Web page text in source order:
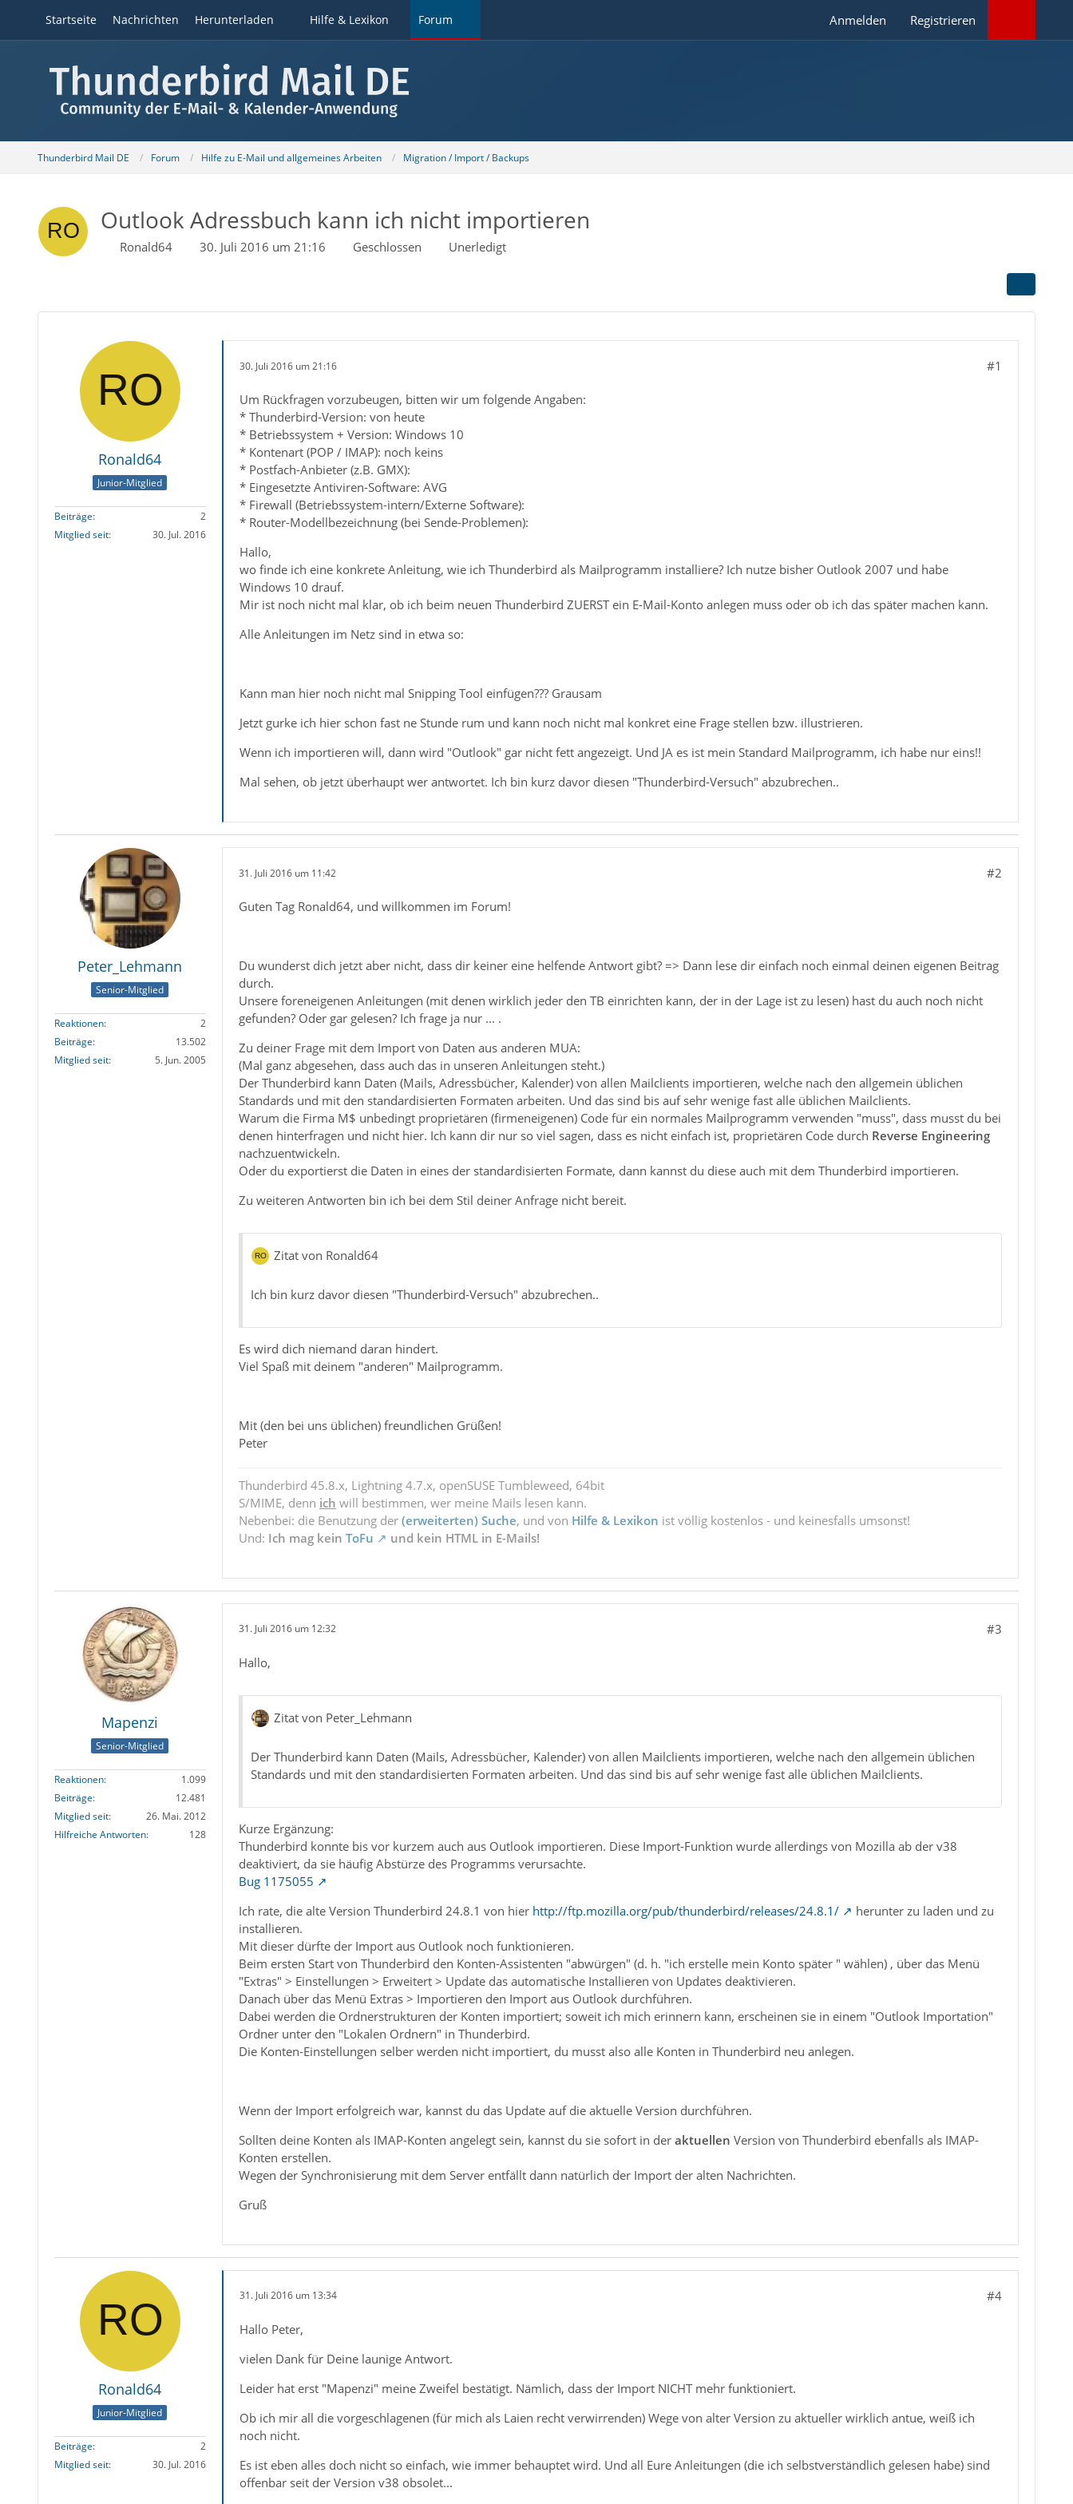
Startseite Nachrichten Herunterladen Hilfe & Lexikon Forum Anmelden Registrieren
Thunderbird Mail DE Forum Hilfe zu E-Mail und allgemeines Arbeiten Migration / Import / Backups
Outlook Adressbuch kann ich nicht importieren
Ronald64 30. Juli 2016 um 21:16 Geschlossen Unerledigt
Ronald64
Junior-Mitglied
Beiträge
2
Mitglied seit
30. Jul. 2016
30. Juli 2016 um 21:16 #1
Um Rückfragen vorzubeugen, bitten wir um folgende Angaben:
* Thunderbird-Version: von heute
* Betriebssystem + Version: Windows 10
* Kontenart (POP / IMAP): noch keins
* Postfach-Anbieter (z.B. GMX):
* Eingesetzte Antiviren-Software: AVG
* Firewall (Betriebssystem-intern/Externe Software):
* Router-Modellbezeichnung (bei Sende-Problemen):
Hallo,
wo finde ich eine konkrete Anleitung, wie ich Thunderbird als Mailprogramm installiere? Ich nutze bisher Outlook 2007 und habe
Windows 10 drauf.
Mir ist noch nicht mal klar, ob ich beim neuen Thunderbird ZUERST ein E-Mail-Konto anlegen muss oder ob ich das später machen kann.
Alle Anleitungen im Netz sind in etwa so:
Kann man hier noch nicht mal Snipping Tool einfügen??? Grausam
Jetzt gurke ich hier schon fast ne Stunde rum und kann noch nicht mal konkret eine Frage stellen bzw. illustrieren.
Wenn ich importieren will, dann wird "Outlook" gar nicht fett angezeigt. Und JA es ist mein Standard Mailprogramm, ich habe nur eins!!
Mal sehen, ob jetzt überhaupt wer antwortet. Ich bin kurz davor diesen "Thunderbird-Versuch" abzubrechen..
Peter_Lehmann
Senior-Mitglied
Reaktionen
2
Beiträge
13.502
Mitglied seit
5. Jun. 2005
31. Juli 2016 um 11:42 #2
Guten Tag Ronald64, und willkommen im Forum!
Du wunderst dich jetzt aber nicht, dass dir keiner eine helfende Antwort gibt? => Dann lese dir einfach noch einmal deinen eigenen Beitrag
durch.
Unsere foreneigenen Anleitungen (mit denen wirklich jeder den TB einrichten kann, der in der Lage ist zu lesen) hast du auch noch nicht
gefunden? Oder gar gelesen? Ich frage ja nur ... .
Zu deiner Frage mit dem Import von Daten aus anderen MUA:
(Mal ganz abgesehen, dass auch das in unseren Anleitungen steht.)
Der Thunderbird kann Daten (Mails, Adressbücher, Kalender) von allen Mailclients importieren, welche nach den allgemein üblichen
Standards und mit den standardisierten Formaten arbeiten. Und das sind bis auf sehr wenige fast alle üblichen Mailclients.
Warum die Firma M$ unbedingt proprietären (firmeneigenen) Code für ein normales Mailprogramm verwenden "muss", dass musst du bei
denen hinterfragen und nicht hier. Ich kann dir nur so viel sagen, dass es nicht einfach ist, proprietären Code durch Reverse Engineering
nachzuentwickeln.
Oder du exportierst die Daten in eines der standardisierten Formate, dann kannst du diese auch mit dem Thunderbird importieren.
Zu weiteren Antworten bin ich bei dem Stil deiner Anfrage nicht bereit.
Zitat von Ronald64
Ich bin kurz davor diesen "Thunderbird-Versuch" abzubrechen..
Es wird dich niemand daran hindert.
Viel Spaß mit deinem "anderen" Mailprogramm.
Mit (den bei uns üblichen) freundlichen Grüßen!
Peter
Thunderbird 45.8.x, Lightning 4.7.x, openSUSE Tumbleweed, 64bit
S/MIME, denn ich will bestimmen, wer meine Mails lesen kann.
Nebenbei: die Benutzung der (erweiterten) Suche, und von Hilfe & Lexikon ist völlig kostenlos - und keinesfalls umsonst!
Und: Ich mag kein ToFu und kein HTML in E-Mails!
Mapenzi
Senior-Mitglied
Reaktionen
1.099
Beiträge
12.481
Mitglied seit
26. Mai. 2012
Hilfreiche Antworten
128
31. Juli 2016 um 12:32 #3
Hallo,
Zitat von Peter_Lehmann
Der Thunderbird kann Daten (Mails, Adressbücher, Kalender) von allen Mailclients importieren, welche nach den allgemein üblichen
Standards und mit den standardisierten Formaten arbeiten. Und das sind bis auf sehr wenige fast alle üblichen Mailclients.
Kurze Ergänzung:
Thunderbird konnte bis vor kurzem auch aus Outlook importieren. Diese Import-Funktion wurde allerdings von Mozilla ab der v38
deaktiviert, da sie häufig Abstürze des Programms verursachte.
Bug 1175055
Ich rate, die alte Version Thunderbird 24.8.1 von hier http://ftp.mozilla.org/pub/thunderbird/releases/24.8.1/
herunter zu laden und zu
installieren.
Mit dieser dürfte der Import aus Outlook noch funktionieren.
Beim ersten Start von Thunderbird den Konten-Assistenten "abwürgen" (d. h. "ich erstelle mein Konto später " wählen) , über das Menü
"Extras" > Einstellungen > Erweitert > Update das automatische Installieren von Updates deaktivieren.
Danach über das Menü Extras > Importieren den Import aus Outlook durchführen.
Dabei werden die Ordnerstrukturen der Konten importiert; soweit ich mich erinnern kann, erscheinen sie in einem "Outlook Importation"
Ordner unter den "Lokalen Ordnern" in Thunderbird.
Die Konten-Einstellungen selber werden nicht importiert, du musst also alle Konten in Thunderbird neu anlegen.
Wenn der Import erfolgreich war, kannst du das Update auf die aktuelle Version durchführen.
Sollten deine Konten als IMAP-Konten angelegt sein, kannst du sie sofort in der aktuellen Version von Thunderbird ebenfalls als IMAP-
Konten erstellen.
Wegen der Synchronisierung mit dem Server entfällt dann natürlich der Import der alten Nachrichten.
Gruß
Ronald64
Junior-Mitglied
Beiträge
2
Mitglied seit
30. Jul. 2016
31. Juli 2016 um 13:34 #4
Hallo Peter,
vielen Dank für Deine launige Antwort.
Leider hat erst "Mapenzi" meine Zweifel bestätigt. Nämlich, dass der Import NICHT mehr funktioniert.
Ob ich mir all die vorgeschlagenen (für mich als Laien recht verwirrenden) Wege von alter Version zu aktueller wirklich antue, weiß ich
noch nicht.
Es ist eben alles doch nicht so einfach, wie immer behauptet wird. Und all Eure Anleitungen (die ich selbstverständlich gelesen habe) sind
offenbar seit der Version v38 obsolet...